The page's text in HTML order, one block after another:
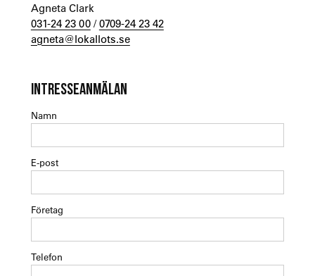
Agneta Clark
031-24 23 00/0709-24 23 42
agneta@lokallots.se
INTRESSEANMÄLAN
Namn
E-post
Företag
Telefon